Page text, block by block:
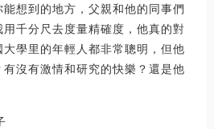
想到的地方，父親和他的同事們
千分尺去度量精確度，他真的對
學里的年輕人都非常聰明，但他
沒有激情和研究的快樂？還是他